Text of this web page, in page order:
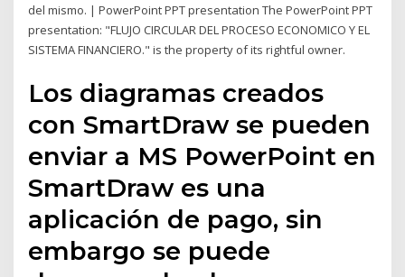
del mismo. | PowerPoint PPT presentation The PowerPoint PPT
presentation: "FLUJO CIRCULAR DEL PROCESO ECONOMICO Y EL
SISTEMA FINANCIERO." is the property of its rightful owner.
Los diagramas creados
con SmartDraw se pueden
enviar a MS PowerPoint en
SmartDraw es una
aplicación de pago, sin
embargo se puede